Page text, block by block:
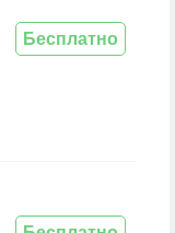
Бесплатно